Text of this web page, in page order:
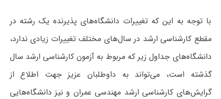
با توجه به این که تغییرات دانشگاه‌های پذیرنده یک رشته در
مقطع کارشناسی ارشد در سال‌های مختلف تغییرات زیادی ندارد،
دانشگاه‌های جداول زیر که مربوط به آزمون کارشناسی ارشد سال
گذشته است، می‌تواند به داوطلبان عزیز جهت اطلاع از
گرایش‌های کارشناسی ارشد مهندسی عمران و نیز دانشگاه‌هایی